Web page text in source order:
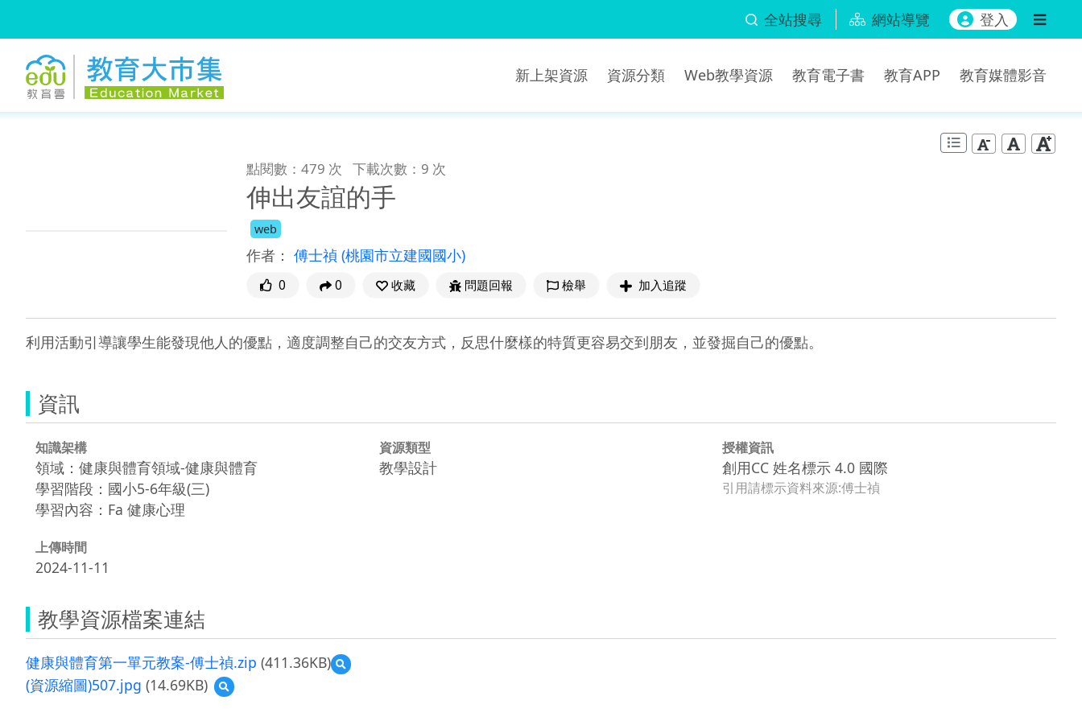
全站搜尋 網站導覽 登入
新上架資源 資源分類 Web教學資源 教育電子書 教育APP 教育媒體影音
點閱數：479 次 下載次數：9 次
伸出友誼的手
web
作者： 傅士禎 (桃園市立建國國小)
0 0 收藏 問題回報 檢舉 加入追蹤
資訊
知識架構
領域：健康與體育領域-健康與體育
學習階段：國小5-6年級(三)
學習內容：Fa 健康心理
資源類型
教學設計
授權資訊
創用CC 姓名標示 4.0 國際
引用請標示資料來源:傅士禎
上傳時間
2024-11-11
教學資源檔案連結
健康與體育第一單元教案-傅士禎.zip (411.36KB)
預
覽
(資源縮圖)507.jpg (14.69KB)
預
覽